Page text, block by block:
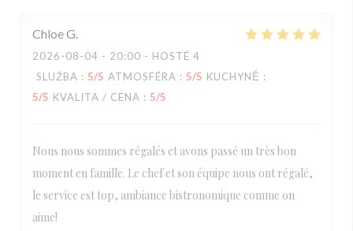
ChloeG
2026-08-04 - 20:00 - HOSTÉ 4
SLUŽBA : 5/5 ATMOSFÉRA : 5/5 KUCHYNĚ :
5/5 KVALITA / CENA : 5/5
Nous nous sommes régalés et avons passé un très bon
moment en famille. Le chef et son équipe nous ont régalé,
le service est top, ambiance bistronomique comme on
aime!